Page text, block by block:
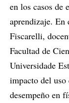
en los casos de
aprendizaje. En
Fiscarelli,
Facultad de
Universidade
impacto del uso
desempeño en